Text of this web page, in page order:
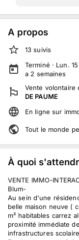
A propos
13 suivis
Terminé · Lun.
a 2 semaines
Vente volontaire
DE PAUME
En ligne sur
Tout le monde
À quoi
VENTE IMMO-
Blum-
Au sein d'une
belle maison neuve (
m² habitables carrez
proximité immédiate
infrastructures